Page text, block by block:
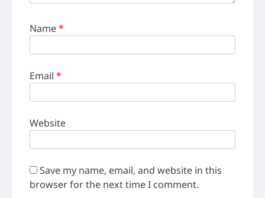
Name*
Email *
Website
Save my name, email, and website in this
browser for the next time I comment.